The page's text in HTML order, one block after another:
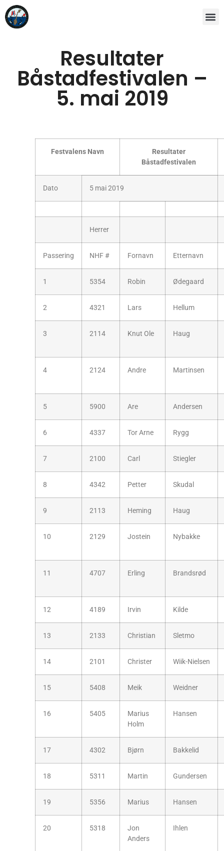
Resultater
Båstadfestivalen –
5. mai 2019
Festvalens Navn
Resultater
Båstadfestivalen
Dato 5 mai 2019
Herrer
Passering NHF # Fornavn Etternavn
1 5354 Robin Ødegaard
2 4321 Lars Hellum
3 2114 Knut Ole Haug
4 2124 Andre Martinsen
5 5900 Are Andersen
6 4337 Tor Arne Rygg
7 2100 Carl Stiegler
8 4342 Petter Skudal
9 2113 Heming Haug
10 2129 Jostein Nybakke
11 4707 Erling Brandsrød
12 4189 Irvin Kilde
13 2133 Christian Sletmo
14 2101 Christer Wiik-Nielsen
15 5408 Meik Weidner
16 5405
Marius
Holm
Hansen
17 4302 Bjørn Bakkelid
18 5311 Martin Gundersen
19 5356 Marius Hansen
20 5318
Jon
Anders
Ihlen